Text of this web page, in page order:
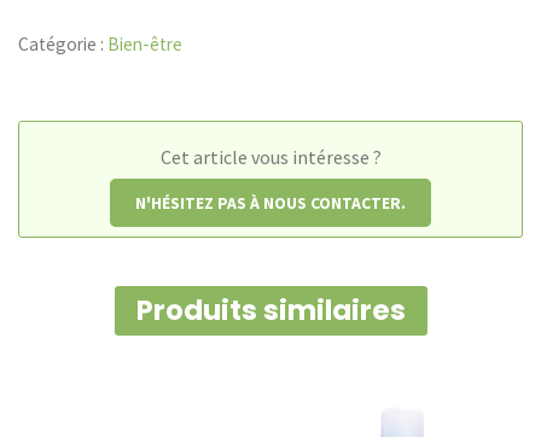
IH21
Catégorie : Bien-être
Cet article vous intéresse ?
N'HÉSITEZ PAS À NOUS CONTACTER.
Produits similaires